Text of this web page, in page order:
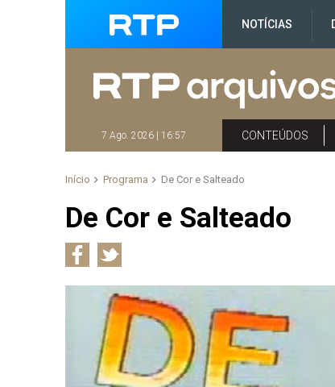
NOTÍCIAS
7 Ago. 2026 | 16:57 CONTEÚDOS
Início Programa De Cor e Salteado
De Cor e Salteado